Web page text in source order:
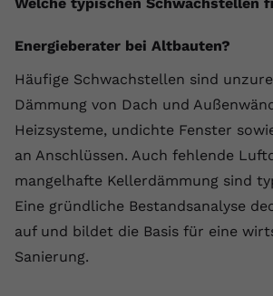
Energieberater bei Altbauten?
Häufige Schwachstellen sind
Dämmung von Dach und
Heizsysteme, undichte Fenster
an Anschlüssen. Auch fehlende
mangelhafte Kellerdämmung sind
Eine gründliche Bestandsanalyse
auf und bildet die Basis für eine
Sanierung.